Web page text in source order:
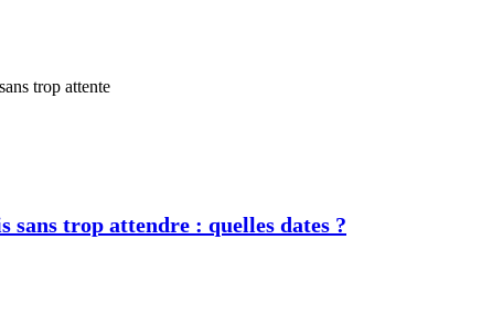
sans trop attendre : quelles dates ?